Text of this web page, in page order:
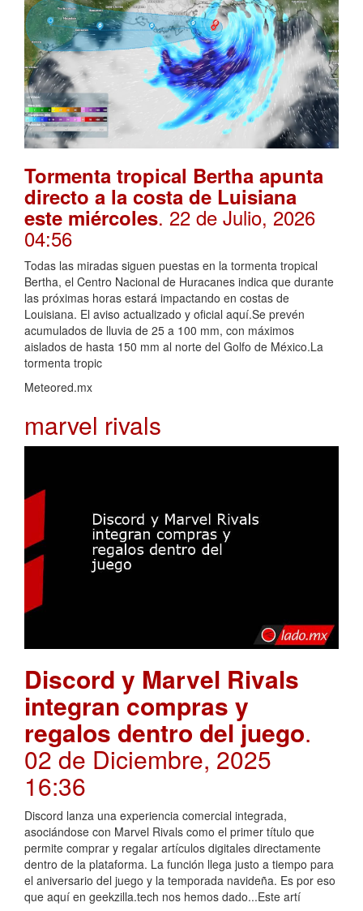
Tormenta tropical Bertha apunta
directo a la costa de Luisiana
este miércoles. 22 de Julio, 2026
04:56
Todas las miradas siguen puestas en la tormenta tropical
Bertha, el Centro Nacional de Huracanes indica que durante
las próximas horas estará impactando en costas de
Louisiana. El aviso actualizado y oficial aquí.Se prevén
acumulados de lluvia de 25 a 100 mm, con máximos
aislados de hasta 150 mm al norte del Golfo de México.La
tormenta tropic
Meteored.mx
marvel rivals
Discord y Marvel Rivals
integran compras y
regalos dentro del juego.
02 de Diciembre, 2025
16:36
Discord lanza una experiencia comercial integrada,
asociándose con Marvel Rivals como el primer título que
permite comprar y regalar artículos digitales directamente
dentro de la plataforma. La función llega justo a tiempo para
el aniversario del juego y la temporada navideña. Es por eso
que aquí en geekzilla.tech nos hemos dado...Este artí